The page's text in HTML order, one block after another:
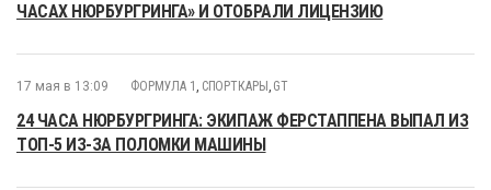
ЧАСАХ НЮРБУРГРИНГА» И ОТОБРАЛИ ЛИЦЕНЗИЮ
17 мая в 13:09 ФОРМУЛА 1 , СПОРТКАРЫ , GT
24 ЧАСА НЮРБУРГРИНГА: ЭКИПАЖ ФЕРСТАППЕНА ВЫПАЛ ИЗ
ТОП-5 ИЗ-ЗА ПОЛОМКИ МАШИНЫ